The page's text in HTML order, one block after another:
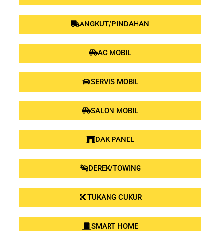
ANGKUT/PINDAHAN
AC MOBIL
SERVIS MOBIL
SALON MOBIL
DAK PANEL
DEREK/TOWING
TUKANG CUKUR
SMART HOME